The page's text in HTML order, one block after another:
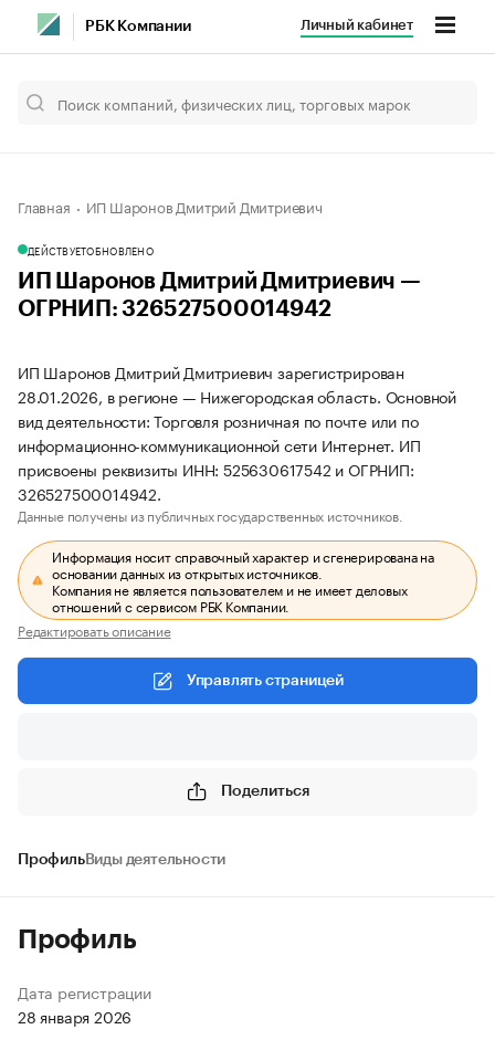
РБК Компании Личный кабинет
Главная ИП Шаронов Дмитрий Дмитриевич
ДЕЙСТВУЕТОБНОВЛЕНО
ИП Шаронов Дмитрий Дмитриевич —
ОГРНИП: 326527500014942
ИП Шаронов Дмитрий Дмитриевич зарегистрирован
28.01.2026, в регионе — Нижегородская область. Основной
вид деятельности: Торговля розничная по почте или по
информационно-коммуникационной сети Интернет. ИП
присвоены реквизиты ИНН: 525630617542 и ОГРНИП:
326527500014942.
Данные получены из публичных государственных источников.
Информация носит справочный характер и сгенерирована на
основании данных из открытых источников.
Компания не является пользователем и не имеет деловых
отношений с сервисом РБК Компании.
Редактировать описание
Управлять страницей
Поделиться
ПрофильВиды деятельности
Профиль
Дата регистрации
28 января 2026